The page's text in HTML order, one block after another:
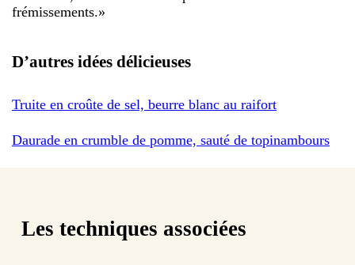
frémissements.»
D’autres idées délicieuses
Truite en croûte de sel, beurre blanc au raifort
Daurade en crumble de pomme, sauté de topinambours
Les techniques associées